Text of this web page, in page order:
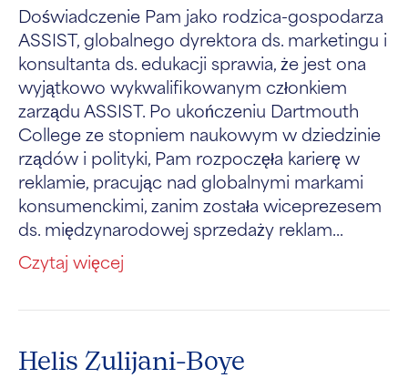
Doświadczenie Pam jako rodzica-gospodarza
ASSIST, globalnego dyrektora ds. marketingu i
konsultanta ds. edukacji sprawia, że jest ona
wyjątkowo wykwalifikowanym członkiem
zarządu ASSIST. Po ukończeniu Dartmouth
College ze stopniem naukowym w dziedzinie
rządów i polityki, Pam rozpoczęła karierę w
reklamie, pracując nad globalnymi markami
konsumenckimi, zanim została wiceprezesem
ds. międzynarodowej sprzedaży reklam...
Czytaj więcej
Helis Zulijani-Boye